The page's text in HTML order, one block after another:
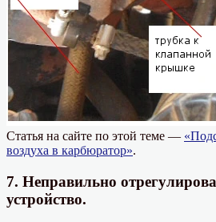
Статья на сайте по этой теме —
воздуха в карбюратор».
7. Неправильно
устройство.